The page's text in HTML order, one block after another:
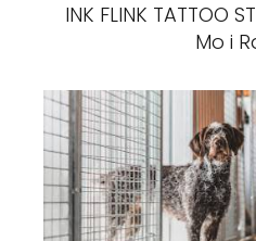
INK FLINK TATTOO
Mo i